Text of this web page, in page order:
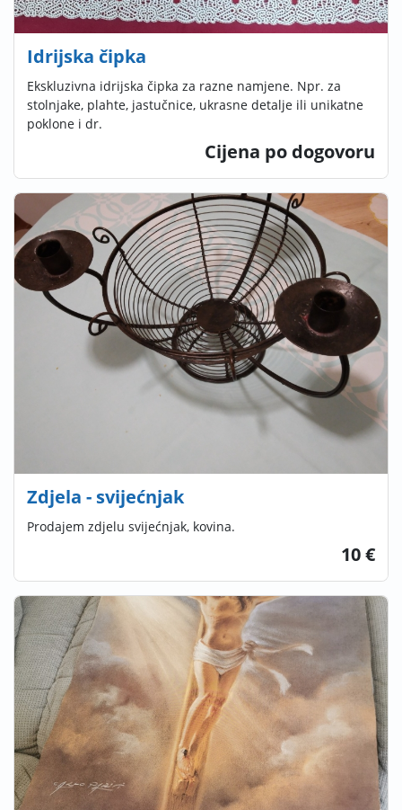
Idrijska čipka
Ekskluzivna idrijska čipka za razne namjene. Npr. za
stolnjake, plahte, jastučnice, ukrasne detalje ili unikatne
poklone i dr.
Cijena po dogovoru
Zdjela - svijećnjak
Prodajem zdjelu svijećnjak, kovina.
10 €